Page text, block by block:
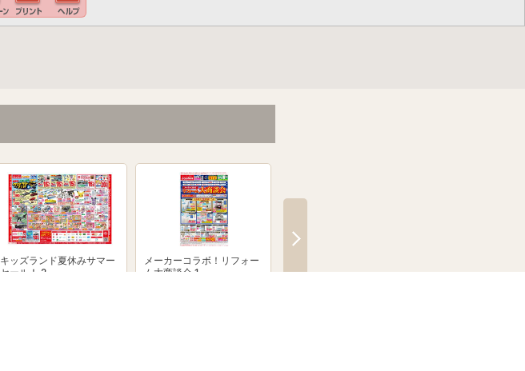
キッズランド夏休みサマー
セール！ 2
メーカーコラボ！リフォー
ム大商談会 1
ム大商談会 2